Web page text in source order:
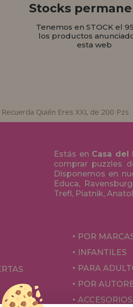
Stocks
Tenemos en STOCK el
los productos
esta web
Quién Eres XXL de 200 Pzs
Estás en Casa del
comprar puzzles
Disponemos en
Educa,
Trefl, Piatnik,
POR
INFANTILES
PARA
POR
ACCESORIOS